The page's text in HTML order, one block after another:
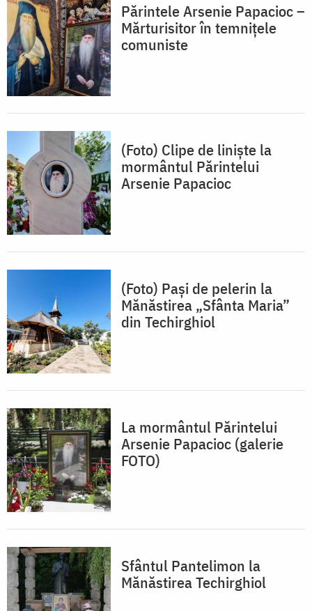
Părintele Arsenie Papacioc –
Mărturisitor în temnițele
comuniste
(Foto) Clipe de liniște la
mormântul Părintelui
Arsenie Papacioc
(Foto) Pași de pelerin la
Mănăstirea „Sfânta Maria”
din Techirghiol
La mormântul Părintelui
Arsenie Papacioc (galerie
FOTO)
Sfântul Pantelimon la
Mănăstirea Techirghiol